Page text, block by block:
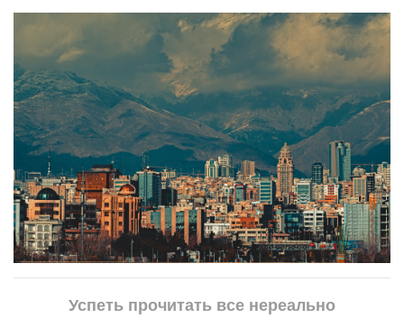
Успеть прочитать все нереально